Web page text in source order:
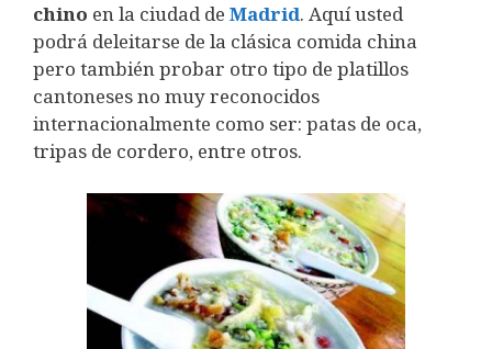
chino en la ciudad de Madrid. Aquí usted
podrá deleitarse de la clásica comida china
pero también probar otro tipo de platillos
cantoneses no muy reconocidos
internacionalmente como ser: patas de oca,
tripas de cordero, entre otros.